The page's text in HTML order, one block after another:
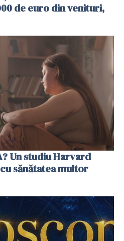
de euro din venituri,
Un studiu Harvard
sănătatea multor